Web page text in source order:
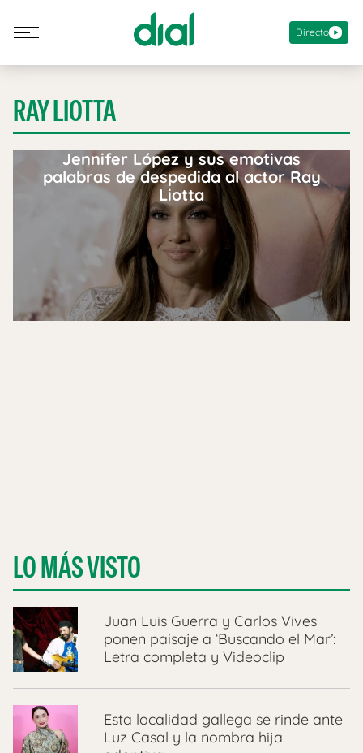
Directo
RAY LIOTTA
Jennifer López y sus emotivas
palabras de despedida al actor Ray
Liotta
LO MÁS VISTO
Juan Luis Guerra y Carlos Vives
ponen paisaje a ‘Buscando el Mar’:
Letra completa y Videoclip
Esta localidad gallega se rinde ante
Luz Casal y la nombra hija